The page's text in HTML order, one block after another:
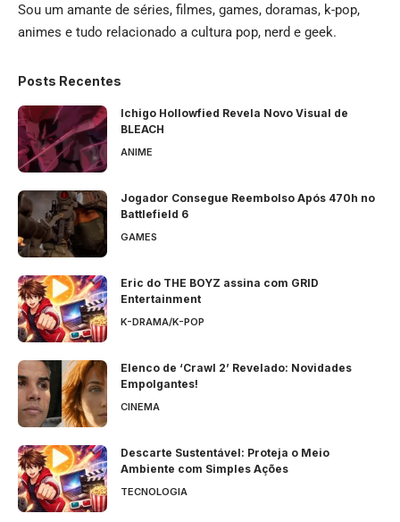
Sou um amante de séries, filmes, games, doramas, k-pop,
animes e tudo relacionado a cultura pop, nerd e geek.
Posts Recentes
Ichigo Hollowfied Revela Novo Visual de
BLEACH
ANIME
Jogador Consegue Reembolso Após 470h no
Battlefield 6
GAMES
Eric do THE BOYZ assina com GRID
Entertainment
K-DRAMA/K-POP
Elenco de ‘Crawl 2’ Revelado: Novidades
Empolgantes!
CINEMA
Descarte Sustentável: Proteja o Meio
Ambiente com Simples Ações
TECNOLOGIA